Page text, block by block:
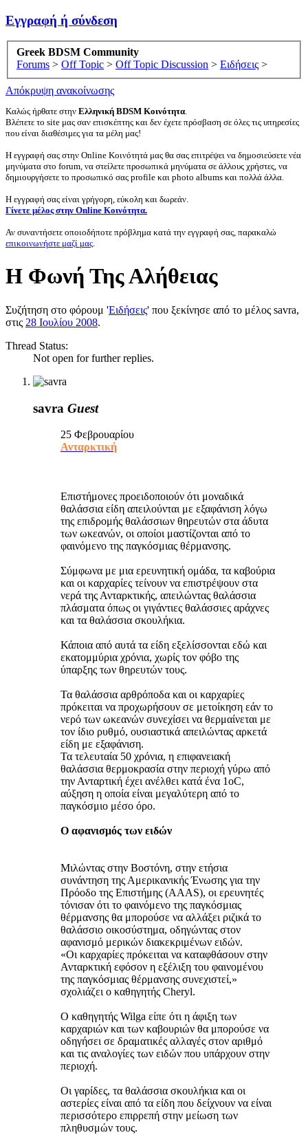
Εγγραφή ή σύνδεση
Greek BDSM Community
Forums > Off Topic > Off Topic Discussion > Ειδήσεις >
Απόκρυψη ανακοίνωσης
Καλώς ήρθατε στην Ελληνική BDSM Κοινότητα.
Βλέπετε το site μας σαν επισκέπτης και δεν έχετε πρόσβαση σε όλες τις υπηρεσίες
που είναι διαθέσιμες για τα μέλη μας!
Η εγγραφή σας στην Online Κοινότητά μας θα σας επιτρέψει να δημοσιεύσετε νέα
μηνύματα στο forum, να στείλετε προσωπικά μηνύματα σε άλλους χρήστες, να
δημιουργήσετε το προσωπικό σας profile και photo albums και πολλά άλλα.
Η εγγραφή σας είναι γρήγορη, εύκολη και δωρεάν.
Γίνετε μέλος στην Online Κοινότητα.
Αν συναντήσετε οποιοδήποτε πρόβλημα κατά την εγγραφή σας, παρακαλώ
επικοινωνήστε μαζί μας.
Η Φωνή Της Αλήθειας
Συζήτηση στο φόρουμ 'Ειδήσεις' που ξεκίνησε από το μέλος savra,
στις 28 Ιουλίου 2008.
Thread Status:
Not open for further replies.
savra Guest
25 Φεβρουαρίου
Ανταρκτική
Επιστήμονες προειδοποιούν ότι μοναδικά
θαλάσσια είδη απειλούνται με εξαφάνιση λόγω
της επιδρομής θαλάσσιων θηρευτών στα άδυτα
των ωκεανών, οι οποίοι μαστίζονται από το
φαινόμενο της παγκόσμιας θέρμανσης.
Σύμφωνα με μια ερευνητική ομάδα, τα καβούρια
και οι καρχαρίες τείνουν να επιστρέψουν στα
νερά της Ανταρκτικής, απειλώντας θαλάσσια
πλάσματα όπως οι γιγάντιες θαλάσσιες αράχνες
και τα θαλάσσια σκουλήκια.
Κάποια από αυτά τα είδη εξελίσσονται εδώ και
εκατομμύρια χρόνια, χωρίς τον φόβο της
ύπαρξης των θηρευτών τους.
Τα θαλάσσια αρθρόποδα και οι καρχαρίες
πρόκειται να προχωρήσουν σε μετοίκηση εάν το
νερό των ωκεανών συνεχίσει να θερμαίνεται με
τον ίδιο ρυθμό, ουσιαστικά απειλώντας αρκετά
είδη με εξαφάνιση.
Τα τελευταία 50 χρόνια, η επιφανειακή
θαλάσσια θερμοκρασία στην περιοχή γύρω από
την Ανταρτική έχει ανέλθει κατά ένα 1οC,
αύξηση η οποία είναι μεγαλύτερη από το
παγκόσμιο μέσο όρο.
Ο αφανισμός των ειδών
Μιλώντας στην Βοστόνη, στην ετήσια
συνάντηση της Αμερικανικής Ένωσης για την
Πρόοδο της Επιστήμης (AAAS), οι ερευνητές
τόνισαν ότι το φαινόμενο της παγκόσμιας
θέρμανσης θα μπορούσε να αλλάξει ριζικά το
θαλάσσιο οικοσύστημα, οδηγώντας στον
αφανισμό μερικών διακεκριμένων ειδών.
«Οι καρχαρίες πρόκειται να καταφθάσουν στην
Ανταρκτική εφόσον η εξέλιξη του φαινομένου
της παγκόσμιας θέρμανσης συνεχιστεί,»
σχολιάζει ο καθηγητής Cheryl.
Ο καθηγητής Wilga είπε ότι η άφιξη των
καρχαριών και των καβουριών θα μπορούσε να
οδηγήσει σε δραματικές αλλαγές στον αριθμό
και τις αναλογίες των ειδών που υπάρχουν στην
περιοχή.
Οι γαρίδες, τα θαλάσσια σκουλήκια και οι
αστερίες είναι από τα είδη που δείχνουν να είναι
περισσότερο επιρρεπή στην μείωση των
πληθυσμών τους.